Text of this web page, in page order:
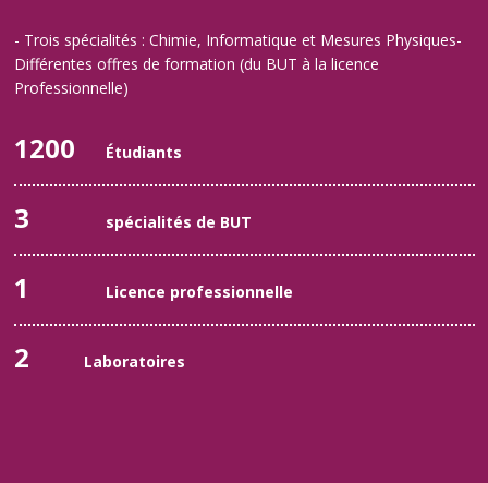
- Trois spécialités : Chimie, Informatique et Mesures Physiques-
Différentes offres de formation (du BUT à la licence
Professionnelle)
1200 Étudiants
3 spécialités de BUT
1 Licence professionnelle
2 Laboratoires